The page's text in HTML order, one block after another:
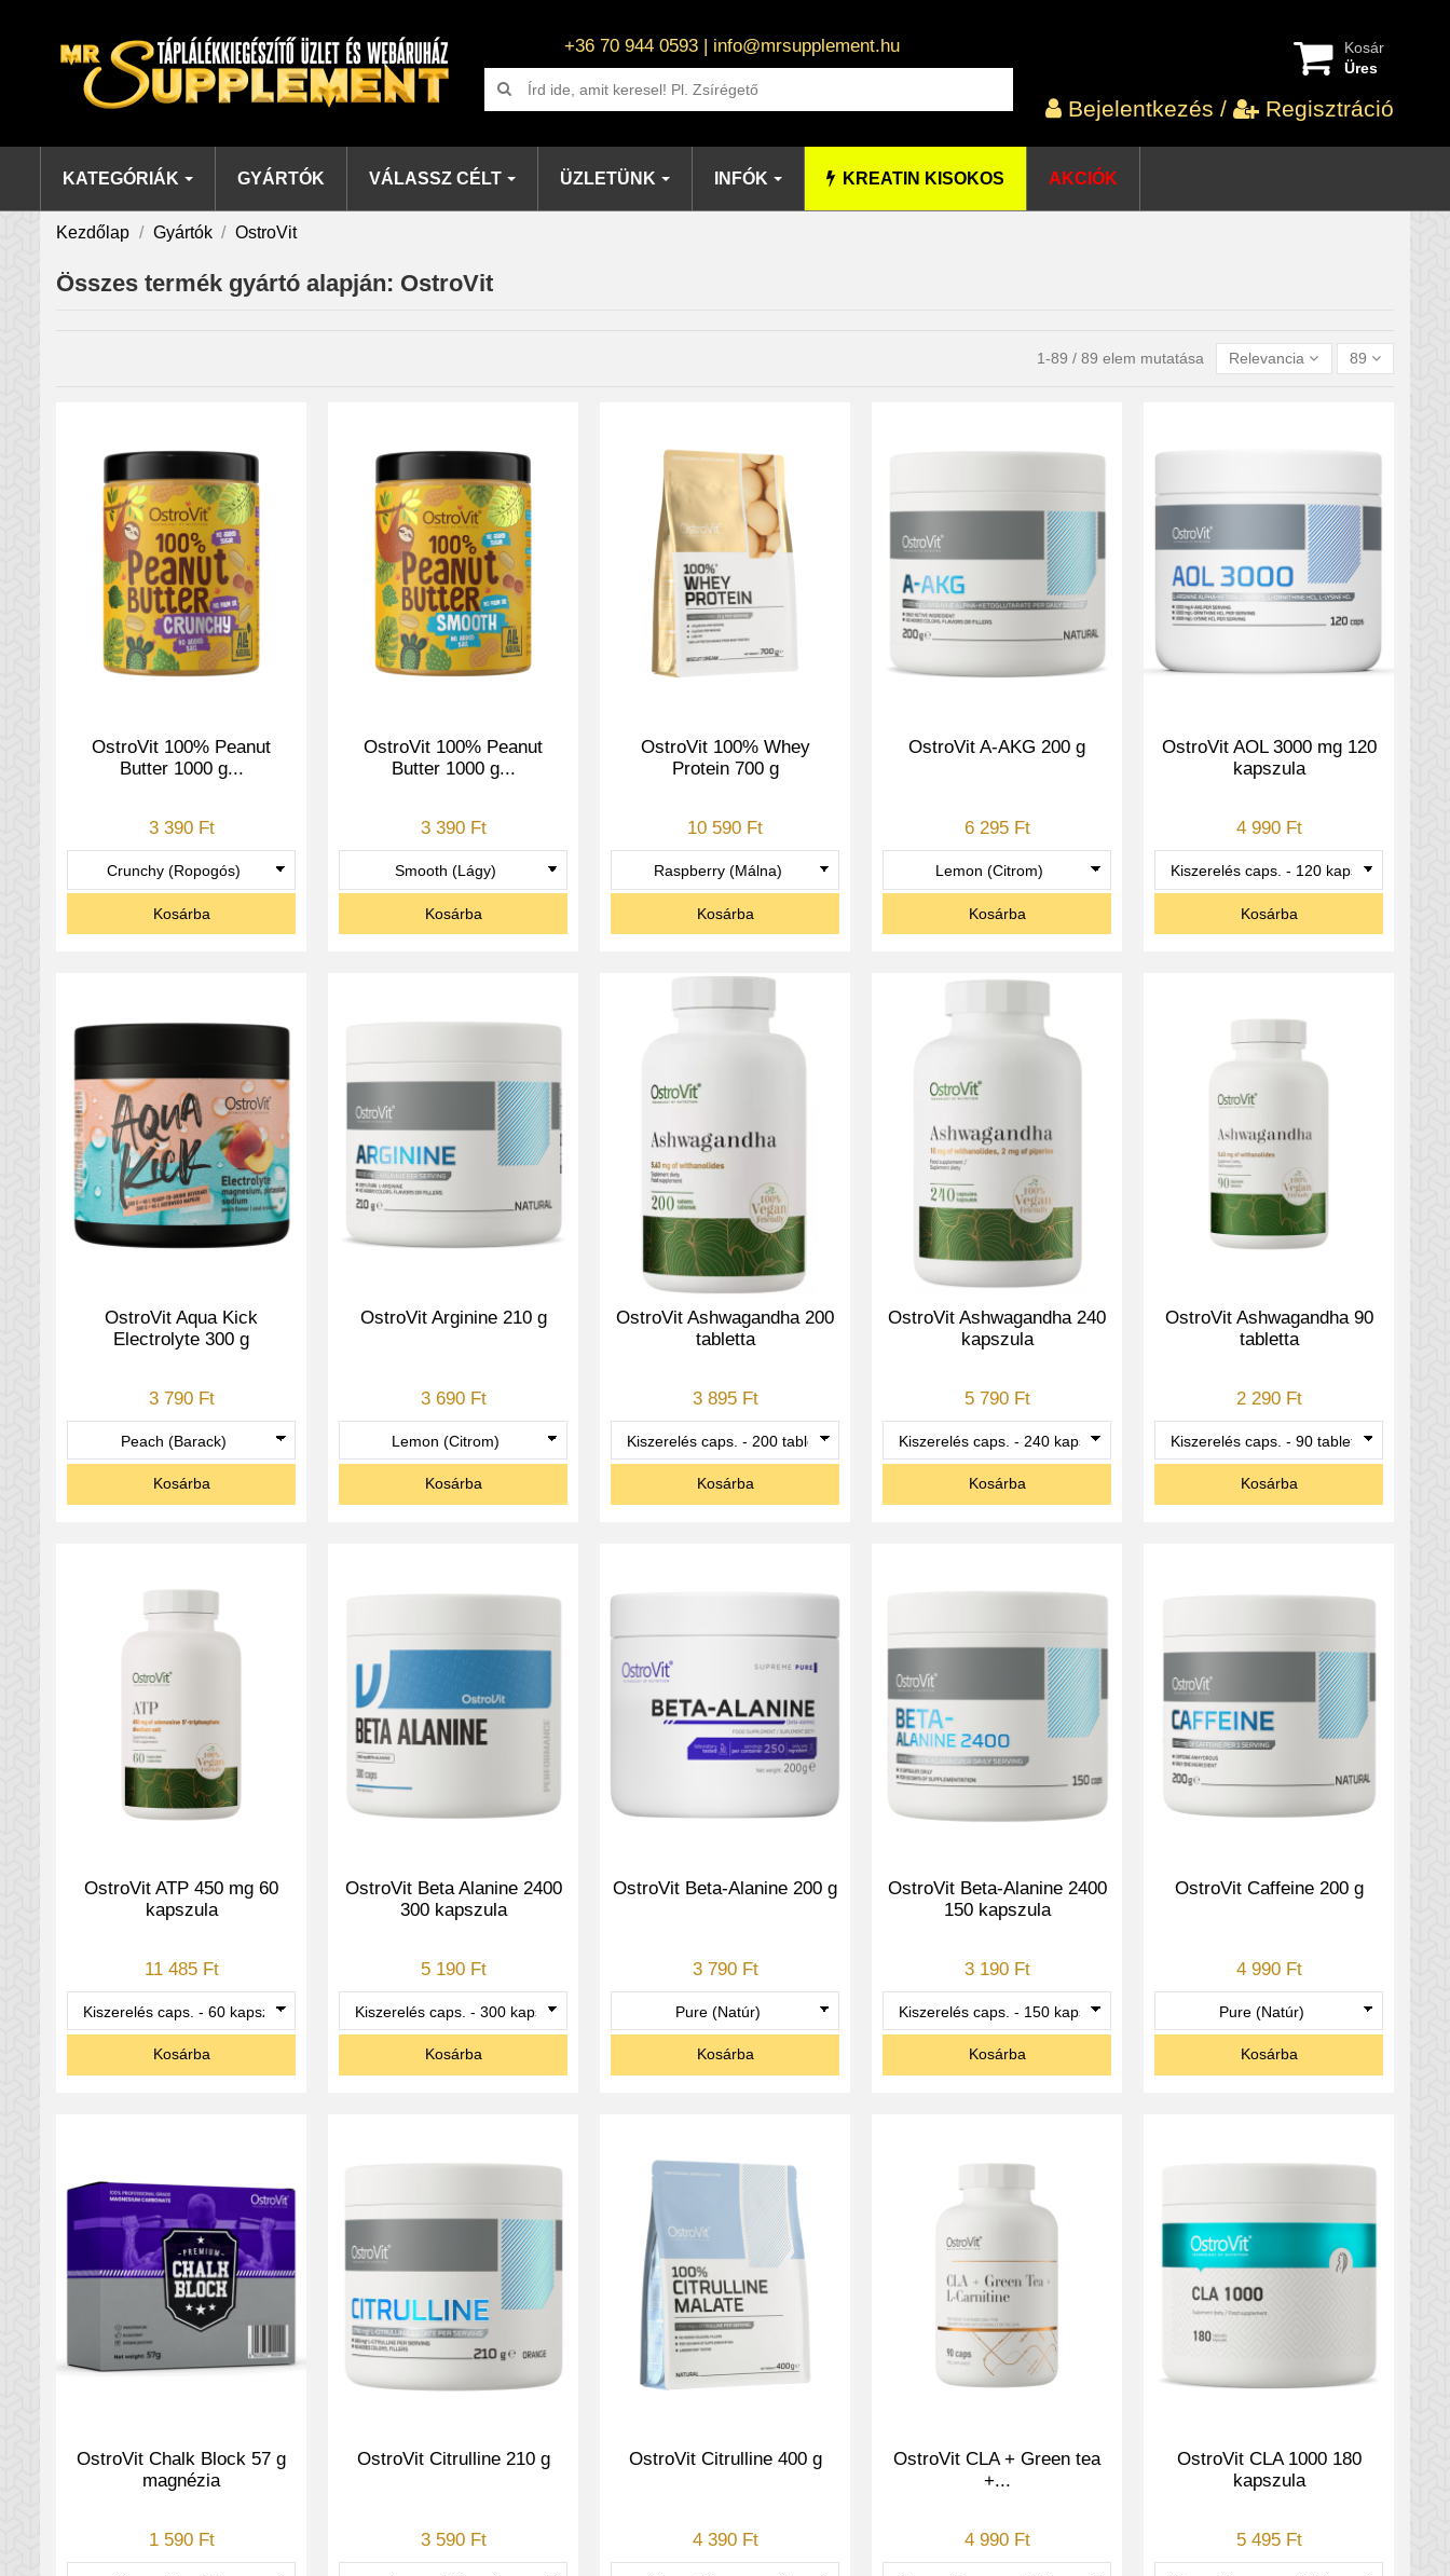
+36 70 944 0593 | info@mrsupplement.hu
Kosár
Üres
Bejelentkezés / Regisztráció
KATEGÓRIÁK GYÁRTÓK VÁLASSZ CÉLT ÜZLETÜNK INFÓK KREATIN KISOKOS AKCIÓK
Kezdőlap Gyártók OstroVit
Összes termék gyártó alapján: OstroVit
1-89 / 89 elem mutatása Relevancia 89
OstroVit 100% Peanut
Butter 1000 g...
3 390 Ft
Kosárba
OstroVit 100% Peanut
Butter 1000 g...
3 390 Ft
Kosárba
OstroVit 100% Whey
Protein 700 g
10 590 Ft
Kosárba
OstroVit A-AKG 200 g
6 295 Ft
Kosárba
OstroVit AOL 3000 mg 120
kapszula
4 990 Ft
Kosárba
OstroVit Aqua Kick
Electrolyte 300 g
3 790 Ft
Kosárba
OstroVit Arginine 210 g
3 690 Ft
Kosárba
OstroVit Ashwagandha 200
tabletta
3 895 Ft
Kosárba
OstroVit Ashwagandha 240
kapszula
5 790 Ft
Kosárba
OstroVit Ashwagandha 90
tabletta
2 290 Ft
Kosárba
OstroVit ATP 450 mg 60
kapszula
11 485 Ft
Kosárba
OstroVit Beta Alanine 2400
300 kapszula
5 190 Ft
Kosárba
OstroVit Beta-Alanine 200 g
3 790 Ft
Kosárba
OstroVit Beta-Alanine 2400
150 kapszula
3 190 Ft
Kosárba
OstroVit Caffeine 200 g
4 990 Ft
Kosárba
OstroVit Chalk Block 57 g
magnézia
1 590 Ft
OstroVit Citrulline 210 g
3 590 Ft
OstroVit Citrulline 400 g
4 390 Ft
OstroVit CLA + Green tea
+...
4 990 Ft
OstroVit CLA 1000 180
kapszula
5 495 Ft